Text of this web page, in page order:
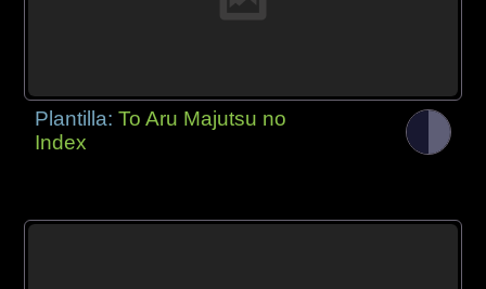
Plantilla:To Aru Majutsu no
Index